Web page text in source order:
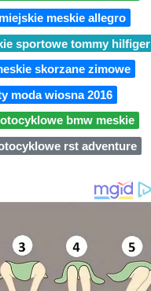
meskie allegro
sportowe tommy hilfiger
skorzane zimowe
moda wiosna 2016
bmw meskie
rst adventure